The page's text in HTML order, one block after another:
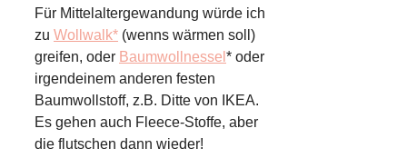
Für Mittelaltergewandung würde ich
zu Wollwalk* (wenns wärmen soll)
greifen, oder Baumwollnessel * oder
irgendeinem anderen festen
Baumwollstoff, z.B. Ditte von IKEA.
Es gehen auch Fleece-Stoffe, aber
die flutschen dann wieder!